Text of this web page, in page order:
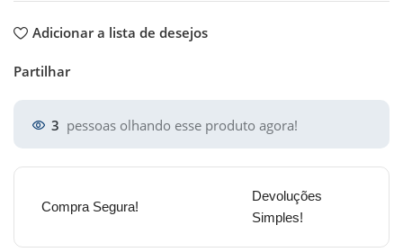
Adicionar a lista de desejos
Partilhar
3 pessoas olhando esse produto agora!
Compra Segura!
Devoluções
Simples!